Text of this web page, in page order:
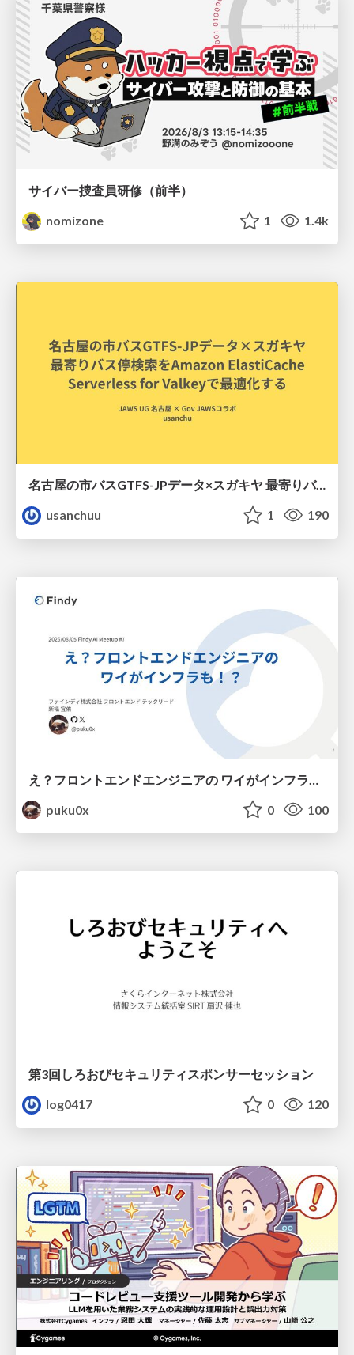
サイバー捜査員研修（前半）
nomizone
1 1.4k
名古屋の市バスGTFS-JPデータ×スガキヤ 最寄りバス停検索をAmazon ElastiCache Serverless for Valkeyで最適化する
usanchuu
1 190
puku0x
0 100
第3回しろおびセキュリティスポンサーセッション
log0417
0 120